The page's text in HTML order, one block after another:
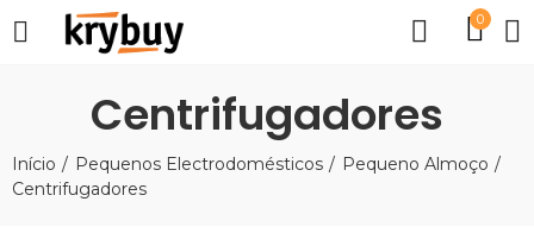
0
Centrifugadores
Início Pequenos Electrodomésticos
Pequeno Almoço
Centrifugadores